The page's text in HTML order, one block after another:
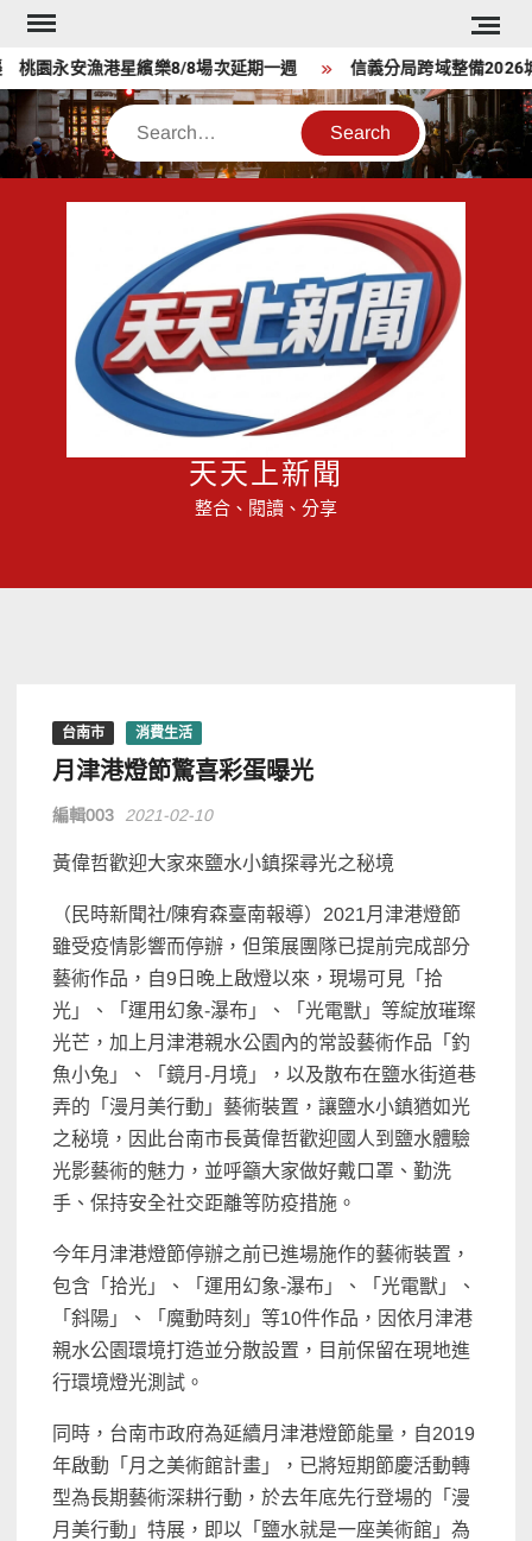
Skip
content
園永安漁港星繽樂8/8場次延期一週 信義分局跨域整備2026
Search
天天上新聞
整合、閱讀、分享
台南市 消費生活
月津港燈節驚喜彩蛋曝光
編輯003 2021-02-10
黃偉哲歡迎大家來鹽水小鎮探尋光之秘境
（民時新聞社/陳宥森臺南報導）2021月津港燈節
雖受疫情影響而停辦，但策展團隊已提前完成部分
藝術作品，自9日晚上啟燈以來，現場可見「拾
光」、「運用幻象-瀑布」、「光電獸」等綻放璀璨
光芒，加上月津港親水公園內的常設藝術作品「釣
魚小兔」、「鏡月-月境」，以及散布在鹽水街道巷
弄的「漫月美行動」藝術裝置，讓鹽水小鎮猶如光
之秘境，因此台南市長黃偉哲歡迎國人到鹽水體驗
光影藝術的魅力，並呼籲大家做好戴口罩、勤洗
手、保持安全社交距離等防疫措施。
今年月津港燈節停辦之前已進場施作的藝術裝置，
包含「拾光」、「運用幻象-瀑布」、「光電獸」、
「斜陽」、「魔動時刻」等10件作品，因依月津港
親水公園環境打造並分散設置，目前保留在現地進
行環境燈光測試。
同時，台南市政府為延續月津港燈節能量，自2019
年啟動「月之美術館計畫」，已將短期節慶活動轉
型為長期藝術深耕行動，於去年底先行登場的「漫
月美行動」特展，即以「鹽水就是一座美術館」為